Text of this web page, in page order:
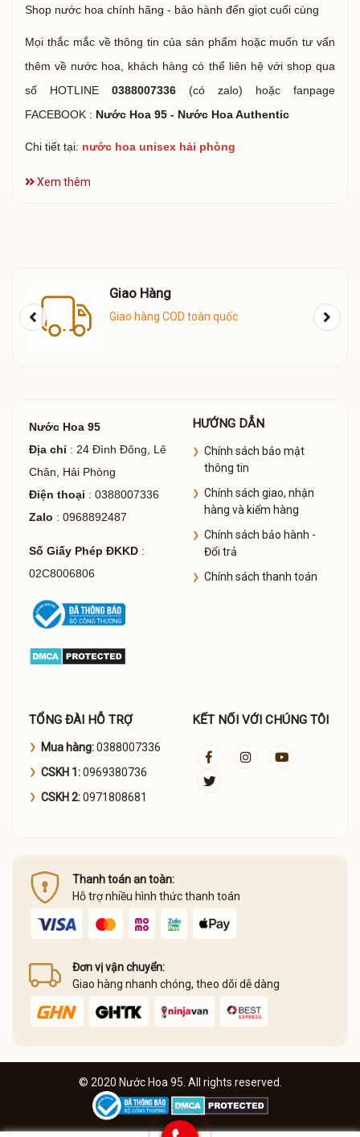
Shop nước hoa chính hãng - bảo hành đến giọt cuối cùng
Mọi thắc mắc về thông tin của sản phẩm hoặc muốn tư vấn
thêm về nước hoa, khách hàng có thể liên hệ với shop qua
số HOTLINE 0388007336 (có zalo) hoặc fanpage
FACEBOOK : Nước Hoa 95 - Nước Hoa Authentic
Chi tiết tại: nước hoa unisex hải phòng
Xem thêm
Giao Hàng
Giao hàng COD toàn quốc
Nước Hoa 95
Địa chỉ : 24 Đình Đông, Lê
Chân, Hải Phòng
Điện thoại : 0388007336
Zalo : 0968892487
Số Giấy Phép ĐKKD:
02C8006806
HƯỚNG DẪN
Chính sách bảo mật
thông tin
Chính sách giao, nhận
hàng và kiểm hàng
Chính sách bảo hành -
Đổi trả
Chính sách thanh toán
TỔNG ĐÀI HỖ TRỢ
Mua hàng:0388007336
CSKH 1:0969380736
CSKH 2:0971808681
KẾT NỐI VỚI CHÚNG TÔI
Thanh toán an toàn:
Hỗ trợ nhiều hình thức thanh toán
Đơn vị vận chuyển:
Giao hàng nhanh chóng, theo dõi dễ dàng
© 2020 Nước Hoa 95. All rights reserved.